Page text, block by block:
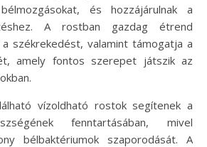
és hozzájárulnak a
A rostban gazdag étrend
székrekedést, valamint támogatja a
amely fontos szerepet játszik az
vízoldható rostok segítenek a
fenntartásában, mivel
bélbaktériumok szaporodását. A